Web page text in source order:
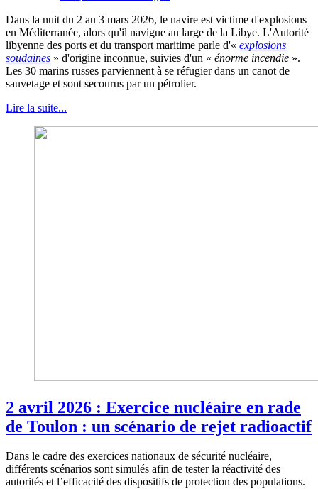
Dans la nuit du 2 au 3 mars 2026, le navire est victime d'explosions
en Méditerranée, alors qu'il navigue au large de la Libye. L'Autorité
libyenne des ports et du transport maritime parle d'« explosions
soudaines » d'origine inconnue, suivies d'un « énorme incendie ».
Les 30 marins russes parviennent à se réfugier dans un canot de
sauvetage et sont secourus par un pétrolier.
Lire la suite...
2 avril 2026 : Exercice nucléaire en rade
de Toulon : un scénario de rejet radioactif
Dans le cadre des exercices nationaux de sécurité nucléaire,
différents scénarios sont simulés afin de tester la réactivité des
autorités et l’efficacité des dispositifs de protection des populations.